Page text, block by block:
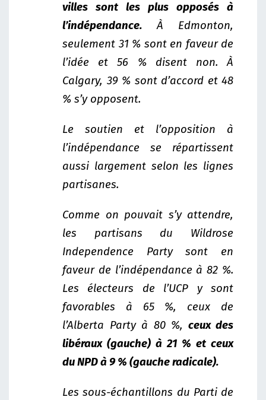
villes sont les plus opposés à
l’indépendance. À Edmonton,
seulement 31 % sont en faveur de
l’idée et 56 % disent non. À
Calgary, 39 % sont d’accord et 48
% s’y opposent.
Le soutien et l’opposition à
l’indépendance se répartissent
aussi largement selon les lignes
partisanes.
Comme on pouvait s’y attendre,
les partisans du Wildrose
Independence Party sont en
faveur de l’indépendance à 82 %.
Les électeurs de l’UCP y sont
favorables à 65 %, ceux de
l’Alberta Party à 80 %, ceux des
libéraux (gauche) à 21 % et ceux
du NPD à 9 % (gauche radicale).
Les sous-échantillons du Parti de